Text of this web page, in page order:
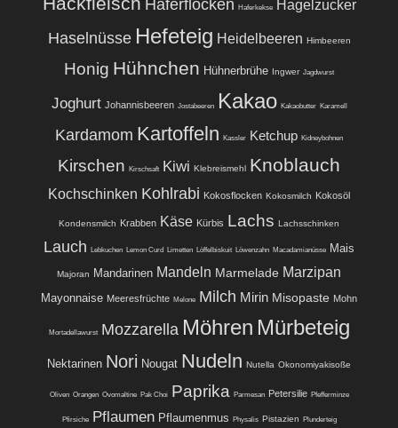
Haferflocken Haferkekse Hagelzucker
Haselnüsse Hefeteig Heidelbeeren Himbeeren
Honig Hühnchen Hühnerbrühe Ingwer Jagdwurst
Joghurt Johannisbeeren Jostabeeren Kakao Kakaobutter Karamell
Kardamom Kartoffeln Kassler Ketchup Kidneybohnen
Kirschen Kirschsaft Kiwi Klebreismehl Knoblauch
Kochschinken Kohlrabi Kokosflocken Kokosmilch Kokosöl
Kondensmilch Krabben Käse Kürbis Lachs Lachsschinken
Lauch Lebkuchen Lemon Curd Limetten Löffelbiskuit Löwenzahn Macadamianüsse Mais
Majoran Mandarinen Mandeln Marmelade Marzipan
Mayonnaise Meeresfrüchte Melone Milch Mirin Misopaste Mohn
Mortadellawurst Mozzarella Möhren Mürbeteig
Nektarinen Nori Nougat Nudeln Nutella Okonomiyakisoße
Oliven Orangen Ovomaltine Pak Choi Paprika Parmesan Petersilie Pfefferminze
Pfirsiche Pflaumen Pflaumenmus Physalis Pistazien Plunderteig